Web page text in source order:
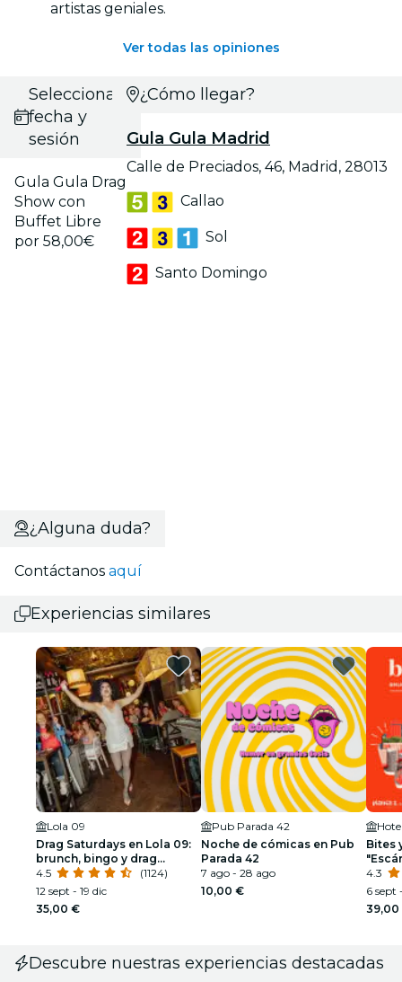
artistas geniales.
Ver todas las opiniones
Selecciona
fecha y
sesión
Gula Gula Drag
Show con
Buffet Libre
por 58,00€
¿Cómo llegar?
Gula Gula Madrid
Calle de Preciados, 46, Madrid, 28013
Callao
Sol
Santo Domingo
¿Alguna duda?
Contáctanos aquí
Experiencias similares
Lola 09
Drag Saturdays en Lola 09:
brunch, bingo y drag
queens
4.5
(1124)
12 sept - 19 dic
35,00 €
Pub Parada 42
Noche de cómicas en Pub
Parada 42
7 ago - 28 ago
10,00 €
Bites
Hilton
4.3
6 sept
39,00
Descubre nuestras experiencias destacadas